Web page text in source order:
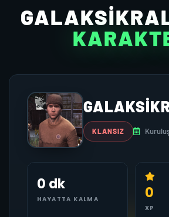
KLANSIZ
0 dk
HAYATTA KALMA 0
XP